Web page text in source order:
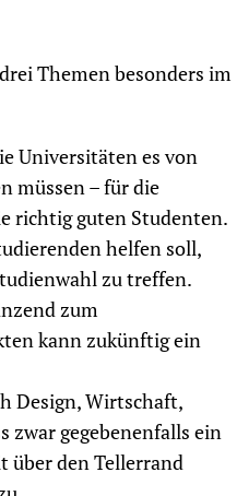
Themen besonders im
Universitäten es von
müssen – für die
richtig guten Studenten.
helfen soll,
zu treffen.
zum
kann zukünftig ein
Design, Wirtschaft,
zwar gegebenenfalls ein
über den Tellerrand